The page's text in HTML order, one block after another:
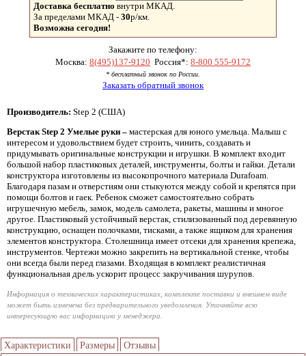
Доставка бесплатно внутри МКАД.
За пределами МКАД - 30р/км.
Возможна сегодня!
Закажите по телефону:
Москва: 8(495)137-9120 Россия*: 8-800 555-9172
* бесплатный звонок по России.
Заказать обратный звонок
Производитель: Step 2 (США)
Верстак Step 2 Умелые руки – мастерская для юного умельца. Малыш с
интересом и удовольствием будет строить, чинить, создавать и
придумывать оригинальные конструкции и игрушки. В комплект входит
большой набор пластиковых деталей, инструменты, болты и гайки. Детали
конструктора изготовлены из высокопрочного материала Durafoam.
Благодаря пазам и отверстиям они стыкуются между собой и крепятся при
помощи болтов и гаек. Ребенок сможет самостоятельно собрать
игрушечную мебель, замок, модель самолета, ракеты, машины и многое
другое. Пластиковый устойчивый верстак, стилизованный под деревянную
конструкцию, оснащен полочками, тисками, а также ящиком для хранения
элементов конструктора. Столешница имеет отсеки для хранения крепежа,
инструментов. Чертежи можно закрепить на вертикальной стенке, чтобы
они всегда были перед глазами. Входящая в комплект реалистичная
функциональная дрель ускорит процесс закручивания шурупов.
Информация о технических характеристиках, комплекте поставки и внешнем виде
может быть изменена без предварительного уведомления. Уточняйте всю
интересующую вас информацию у менеджера.
Характеристики Размеры Отзывы